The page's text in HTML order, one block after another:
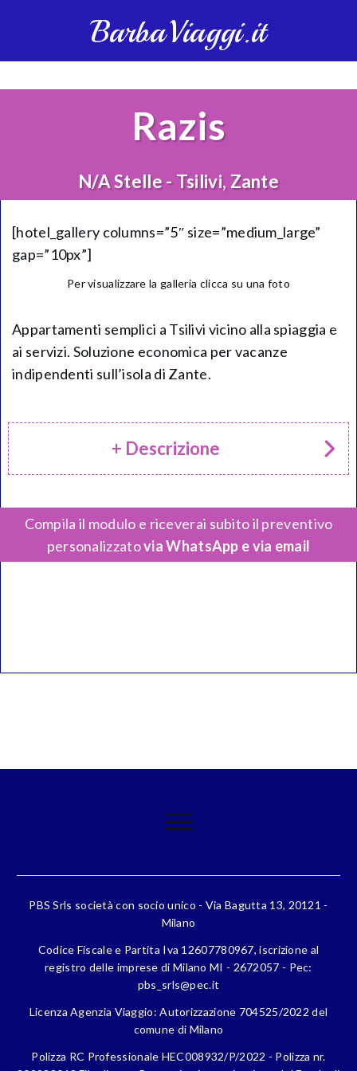
BarbaViaggi.it
Razis
N/A Stelle - Tsilivi, Zante
[hotel_gallery columns=”5″ size=”medium_large”
gap=”10px”]
Per visualizzare la galleria clicca su una foto
Appartamenti semplici a Tsilivi vicino alla spiaggia e
ai servizi. Soluzione economica per vacanze
indipendenti sull’isola di Zante.
+ Descrizione
Compila il modulo e riceverai subito il preventivo
personalizzatovia WhatsApp e via email
PBS Srls società con socio unico - Via Bagutta 13, 20121 -
Milano
Codice Fiscale e Partita Iva 12607780967, iscrizione al
registro delle imprese di Milano MI - 2672057 - Pec:
pbs_srls@pec.it
Licenza Agenzia Viaggio: Autorizzazione 704525/2022 del
comune di Milano
Polizza RC Professionale HEC008932/P/2022 - Polizza nr.